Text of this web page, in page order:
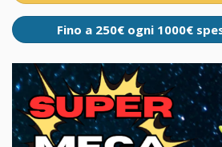
Fino a 250€ ogni 1000€